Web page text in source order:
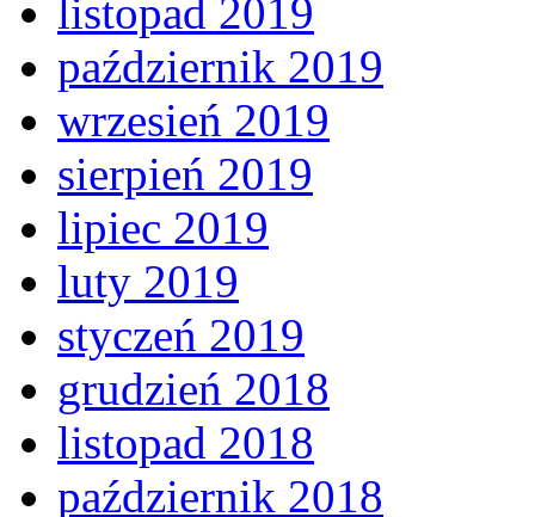
listopad 2019
październik 2019
wrzesień 2019
sierpień 2019
lipiec 2019
luty 2019
styczeń 2019
grudzień 2018
listopad 2018
październik 2018